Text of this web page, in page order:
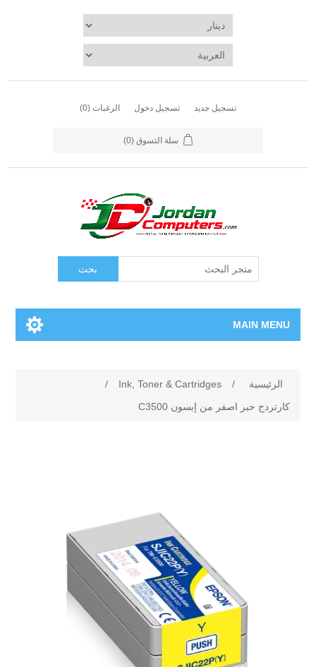
تسجيل جديد تسجيل دخول الرغبات (0)
سلة التسوق (0)
بحث
MAIN MENU
المنتجات الجديدة
الرئيسية /
Ink, Toner & Cartridges
/
كارتردج حبر اصفر من إبسون C3500